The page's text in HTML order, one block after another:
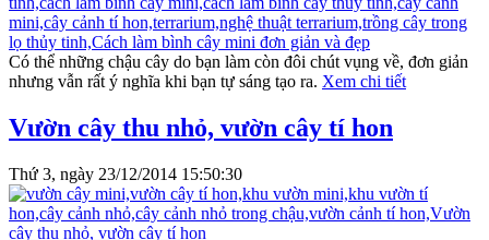
Có thể những chậu cây do bạn làm còn đôi chút vụng về, đơn giản
nhưng vẫn rất ý nghĩa khi bạn tự sáng tạo ra. Xem chi tiết
Vườn cây thu nhỏ, vườn cây tí hon
Thứ 3, ngày 23/12/2014 15:50:30